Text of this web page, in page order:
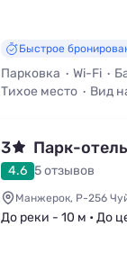
Быстрое
Парковка Wi-Fi
Тихое место
Вид
3 Парк-
4.6 5 отзывов
Манжерок, Р-256
До реки - 10 м • До